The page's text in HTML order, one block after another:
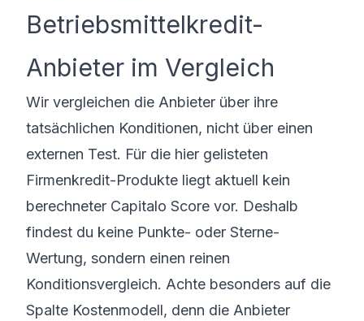
Betriebsmittelkredit-
Anbieter im Vergleich
Wir vergleichen die Anbieter über ihre
tatsächlichen Konditionen, nicht über einen
externen Test. Für die hier gelisteten
Firmenkredit-Produkte liegt aktuell kein
berechneter Capitalo Score vor. Deshalb
findest du keine Punkte- oder Sterne-
Wertung, sondern einen reinen
Konditionsvergleich. Achte besonders auf die
Spalte Kostenmodell, denn die Anbieter